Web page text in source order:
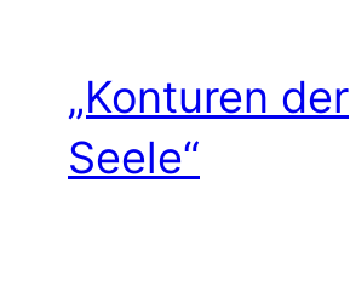
„Konturen der
Seele“